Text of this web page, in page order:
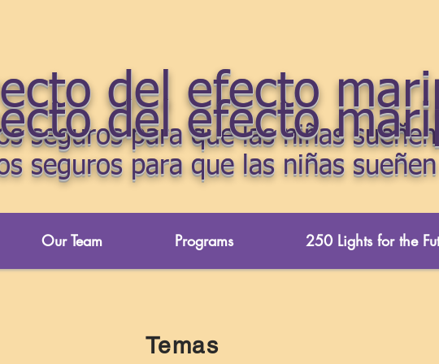
del efecto
seguros para que las niñas
del efecto
seguros para que las niñas
Our Team Programs 250 Lights for the
Temas